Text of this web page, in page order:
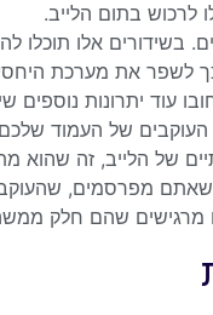
לרכוש בתום הלייב.
בשידורים אלו תוכלו
לשפר את מערכת
עוד יתרונות נוספים
של העמוד שלכם
של הלייב, זה שהוא
שאתם מפרסמים,
מרגישים שהם חלק